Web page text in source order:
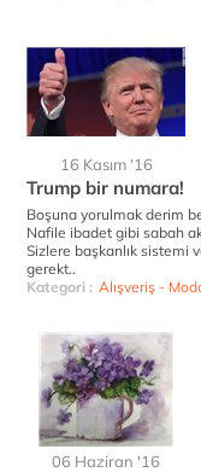
16 Kasım '16
Trump bir numara!
Boşuna yorulmak derim
Nafile ibadet gibi sabah
Sizlere başkanlık sistemi
gerekt..
Kategori : Alışveriş -
06 Haziran '16